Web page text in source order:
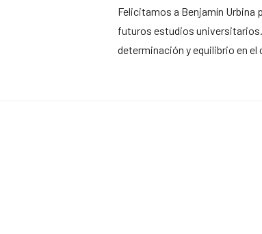
Felicitamos a Benjamín Urbina
futuros estudios
determinación y equilibrio en el